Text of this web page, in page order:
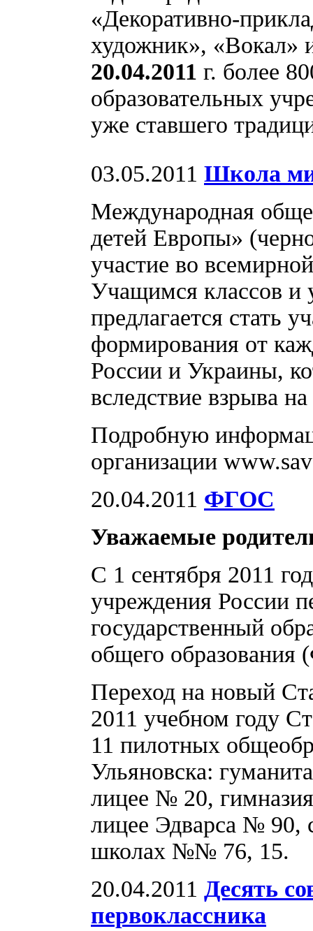
«Декоративно-
художник», «Вокал»
20.04.2011 г. более
образовательных
уже ставшего
03.05.2011 Школа
Международная
детей Европы»
участие во
Учащимся классов и
предлагается стать
формирования от
России и Украины,
вследствие взрыва
Подробную
организации
20.04.2011 ФГОС
Уважаемые
С 1 сентября 2011
учреждения России
государственный
общего
Переход на новый
2011 учебном году
11 пилотных
Ульяновска:
лицее № 20,
лицее Эдварса № 90,
школах №№ 76, 15.
20.04.2011 Десять
первоклассника